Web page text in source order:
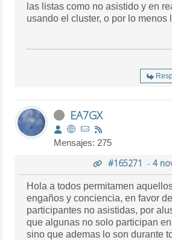
las listas como no asistido y en
usando el cluster, o por lo menos
EA7GX
Mensajes: 275
#165271 - 4
Hola a todos permitamen
engaños y conciencia, en favor
participantes no asistidas, por
que algunas no solo participan
sino que ademas lo son durante